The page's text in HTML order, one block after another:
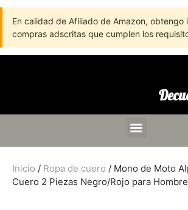
En calidad de Afiliado de Amazon, obtengo
compras adscritas que cumplen los
Inicio / Ropa de cuero / Mono de Moto
Cuero 2 Piezas Negro/Rojo para Hombre